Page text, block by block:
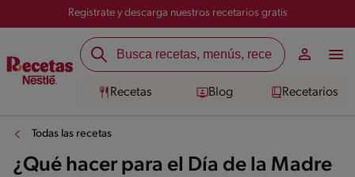
Registrate y descarga nuestros recetarios gratis
Recetas Blog Recetarios
Todas las recetas
¿Qué hacer para el Día de la Madre